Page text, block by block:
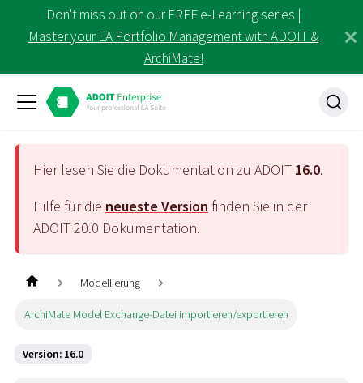
Don't miss out on our FREE e-Learning series |
Master your EA Portfolio Management with ADOIT &
ArchiMate!
Hier lesen Sie die Dokumentation zu ADOIT 16.0.
Hilfe für die neueste Version finden Sie in der
ADOIT20.0 Dokumentation.
Modellierung
ArchiMate Model Exchange-Datei importieren/exportieren
Version: 16.0